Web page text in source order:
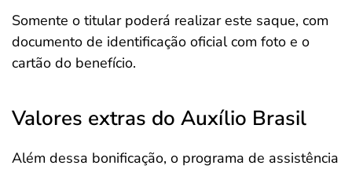
Somente o titular poderá realizar este saque, com
documento de identificação oficial com foto e o
cartão do benefício.
Valores extras do Auxílio Brasil
Além dessa bonificação, o programa de assistência